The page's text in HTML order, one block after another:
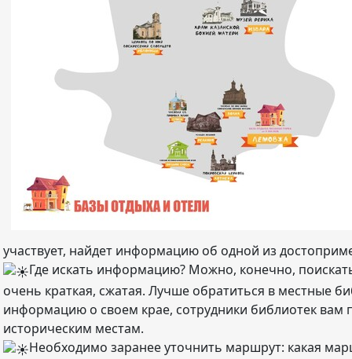
участвует, найдет информацию об одной из
Где искать информацию? Можно, конечно,
очень краткая, сжатая. Лучше обратиться в местные
информацию о своем крае, сотрудники библиотек вам
историческим местам.
Необходимо заранее уточнить маршрут: какая